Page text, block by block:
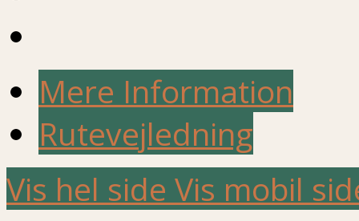
Mere Information
Rutevejledning
Vis hel side Vis mobil